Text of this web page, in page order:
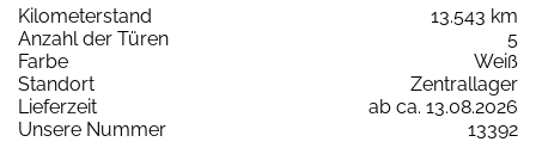
Kilometerstand
13.543 km
Anzahl der Türen
5
Farbe
Weiß
Standort
Zentrallager
Lieferzeit
ab ca. 13.08.2026
Unsere Nummer
13392